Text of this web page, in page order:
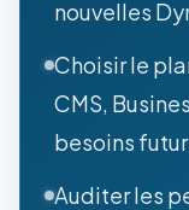
nouvelles
Choisir le
CMS,
besoins
Auditer les